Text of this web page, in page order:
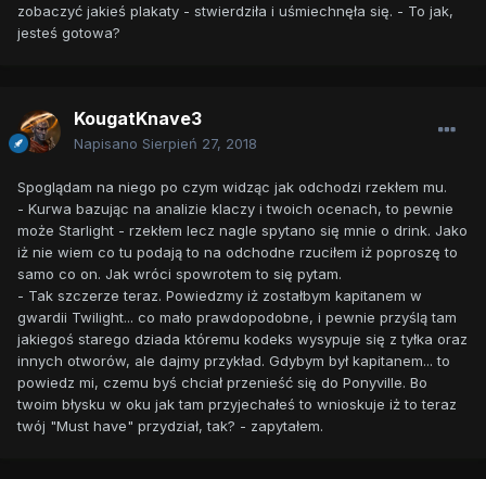
zobaczyć jakieś plakaty - stwierdziła i uśmiechnęła się. - To jak,
jesteś gotowa?
KougatKnave3
Napisano Sierpień 27, 2018
Spoglądam na niego po czym widząc jak odchodzi rzekłem mu.
- Kurwa bazując na analizie klaczy i twoich ocenach, to pewnie
może Starlight - rzekłem lecz nagle spytano się mnie o drink. Jako
iż nie wiem co tu podają to na odchodne rzuciłem iż poproszę to
samo co on. Jak wróci spowrotem to się pytam.
- Tak szczerze teraz. Powiedzmy iż zostałbym kapitanem w
gwardii Twilight... co mało prawdopodobne, i pewnie przyślą tam
jakiegoś starego dziada któremu kodeks wysypuje się z tyłka oraz
innych otworów, ale dajmy przykład. Gdybym był kapitanem... to
powiedz mi, czemu byś chciał przenieść się do Ponyville. Bo
twoim błysku w oku jak tam przyjechałeś to wnioskuje iż to teraz
twój "Must have" przydział, tak? - zapytałem.